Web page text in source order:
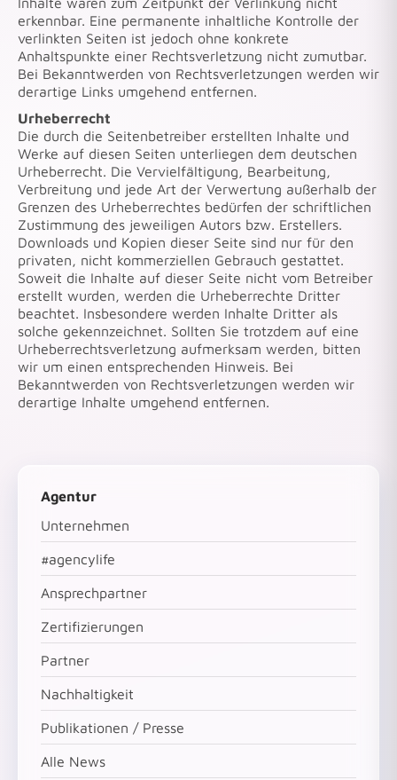
erkennbar. Eine permanente inhaltliche Kontrolle der
verlinkten Seiten ist jedoch ohne konkrete
Anhaltspunkte einer Rechtsverletzung nicht zumutbar.
Bei Bekanntwerden von Rechtsverletzungen werden wir
derartige Links umgehend entfernen.
Urheberrecht
Die durch die Seitenbetreiber erstellten Inhalte und
Werke auf diesen Seiten unterliegen dem deutschen
Urheberrecht. Die Vervielfältigung, Bearbeitung,
Verbreitung und jede Art der Verwertung außerhalb der
Grenzen des Urheberrechtes bedürfen der schriftlichen
Zustimmung des jeweiligen Autors bzw. Erstellers.
Downloads und Kopien dieser Seite sind nur für den
privaten, nicht kommerziellen Gebrauch gestattet.
Soweit die Inhalte auf dieser Seite nicht vom Betreiber
erstellt wurden, werden die Urheberrechte Dritter
beachtet. Insbesondere werden Inhalte Dritter als
solche gekennzeichnet. Sollten Sie trotzdem auf eine
Urheberrechtsverletzung aufmerksam werden, bitten
wir um einen entsprechenden Hinweis. Bei
Bekanntwerden von Rechtsverletzungen werden wir
derartige Inhalte umgehend entfernen.
Agentur
Unternehmen
#agencylife
Ansprechpartner
Zertifizierungen
Partner
Nachhaltigkeit
Publikationen / Presse
Alle News